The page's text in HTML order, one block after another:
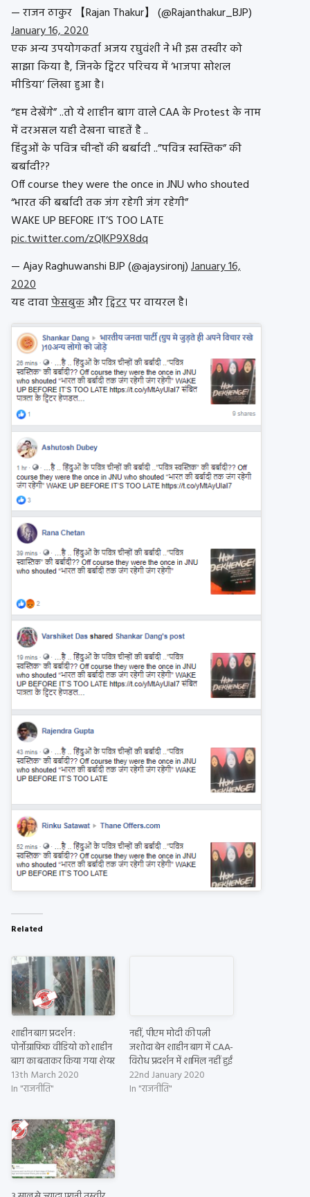
— राजन ठाकुर 【Rajan Thakur】 (@Rajanthakur_BJP)
January 16, 2020
एक अन्य उपयोगकर्ता अजय रघुवंशी ने भी इस तस्वीर को
साझा किया है, जिनके ट्विटर परिचय में ‘भाजपा सोशल
मीडिया’ लिखा हुआ है।
“हम देखेंगे” ..तो ये शाहीन बाग वाले CAA के Protest के नाम
में दरअसल यही देखना चाहतें है ..
हिंदुओं के पवित्र चीन्हों की बर्बादी ..”पवित्र स्वस्तिक” की
बर्बादी??
Off course they were the once in JNU who shouted
“भारत की बर्बादी तक जंग रहेगी जंग रहेगी”
WAKE UP BEFORE IT’S TOO LATE
pic.twitter.com/zQlKP9X8dq
— Ajay Raghuwanshi BJP (@ajaysironj)January 16,
2020
यह दावाफेसबुकऔरट्विटरपर वायरल है।
Related
शाहीन बाग़ प्रदर्शन :
पोर्नोग्राफ़िक वीडियो को शाहीन
बाग़ का बताकर किया गया शेयर
13th March 2020
In "राजनीति"
नहीं, पीएम मोदी की पत्नी
जशोदा बेन शाहीन बाग में CAA-
विरोध प्रदर्शन में शामिल नहीं हुईं
22nd January 2020
In "राजनीति"